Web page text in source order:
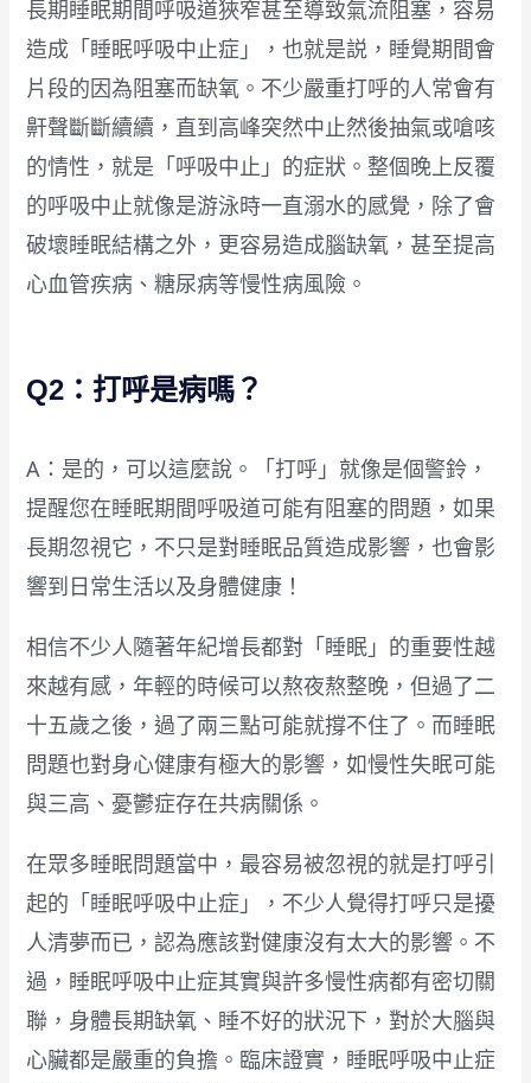
長期睡眠期間呼吸道狹窄甚至導致氣流阻塞，容易
造成「睡眠呼吸中止症」，也就是説，睡覺期間會
片段的因為阻塞而缺氧。不少嚴重打呼的人常會有
鼾聲斷斷續續，直到高峰突然中止然後抽氣或嗆咳
的情性，就是「呼吸中止」的症狀。整個晚上反覆
的呼吸中止就像是游泳時一直溺水的感覺，除了會
破壞睡眠結構之外，更容易造成腦缺氧，甚至提高
心血管疾病、糖尿病等慢性病風險。
Q2：打呼是病嗎？
A：是的，可以這麼說。「打呼」就像是個警鈴，
提醒您在睡眠期間呼吸道可能有阻塞的問題，如果
長期忽視它，不只是對睡眠品質造成影響，也會影
響到日常生活以及身體健康！
相信不少人隨著年紀增長都對「睡眠」的重要性越
來越有感，年輕的時候可以熬夜熬整晚，但過了二
十五歲之後，過了兩三點可能就撐不住了。而睡眠
問題也對身心健康有極大的影響，如慢性失眠可能
與三高、憂鬱症存在共病關係。
在眾多睡眠問題當中，最容易被忽視的就是打呼引
起的「睡眠呼吸中止症」，不少人覺得打呼只是擾
人清夢而已，認為應該對健康沒有太大的影響。不
過，睡眠呼吸中止症其實與許多慢性病都有密切關
聯，身體長期缺氧、睡不好的狀況下，對於大腦與
心臟都是嚴重的負擔。臨床證實，睡眠呼吸中止症